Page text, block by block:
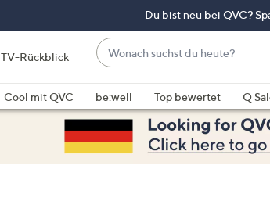
Du bist neu bei QVC?
TV-Rückblick
Wonach
suchst
du
heute?
Vorschläge
verfügbar
sind,
verwenden
Cool mit QVC be:well Top bewertet Q